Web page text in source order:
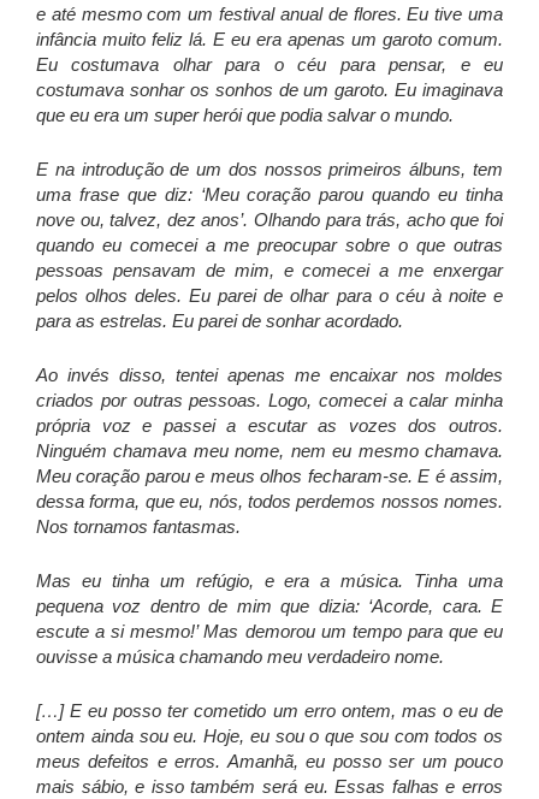
e até mesmo com um festival anual de flores. Eu tive uma
infância muito feliz lá. E eu era apenas um garoto comum.
Eu costumava olhar para o céu para pensar, e eu
costumava sonhar os sonhos de um garoto. Eu imaginava
que eu era um super herói que podia salvar o mundo.
E na introdução de um dos nossos primeiros álbuns, tem
uma frase que diz: ‘Meu coração parou quando eu tinha
nove ou, talvez, dez anos’. Olhando para trás, acho que foi
quando eu comecei a me preocupar sobre o que outras
pessoas pensavam de mim, e comecei a me enxergar
pelos olhos deles. Eu parei de olhar para o céu à noite e
para as estrelas. Eu parei de sonhar acordado.
Ao invés disso, tentei apenas me encaixar nos moldes
criados por outras pessoas. Logo, comecei a calar minha
própria voz e passei a escutar as vozes dos outros.
Ninguém chamava meu nome, nem eu mesmo chamava.
Meu coração parou e meus olhos fecharam-se. E é assim,
dessa forma, que eu, nós, todos perdemos nossos nomes.
Nos tornamos fantasmas.
Mas eu tinha um refúgio, e era a música. Tinha uma
pequena voz dentro de mim que dizia: ‘Acorde, cara. E
escute a si mesmo!’ Mas demorou um tempo para que eu
ouvisse a música chamando meu verdadeiro nome.
[…] E eu posso ter cometido um erro ontem, mas o eu de
ontem ainda sou eu. Hoje, eu sou o que sou com todos os
meus defeitos e erros. Amanhã, eu posso ser um pouco
mais sábio, e isso também será eu. Essas falhas e erros